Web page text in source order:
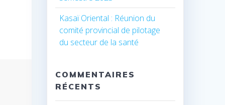
Kasaï Oriental : Réunion du
comité provincial de pilotage
du secteur de la santé
COMMENTAIRES
RÉCENTS